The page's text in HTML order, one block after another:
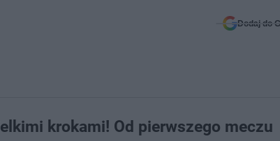
Dodaj do
krokami! Od pierwszego meczu